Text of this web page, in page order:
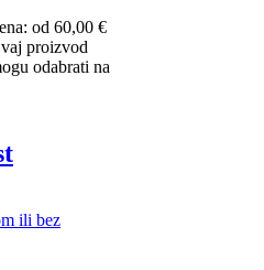
od 60,00 €
proizvod
odabrati na